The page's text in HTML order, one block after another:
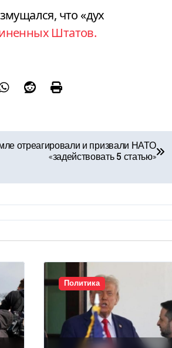
что «дух
Штатов.
отреагировали и призвали НАТО
«задействовать 5 статью»
Политика